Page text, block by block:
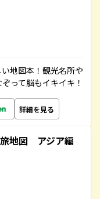
地図本！観光名所や
って脳もイキイキ！
詳細を見る
地図 アジア編